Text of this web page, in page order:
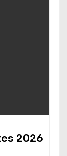
2026